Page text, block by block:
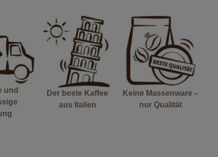
und
Der beste Kaffee
aus Italien
Keine Massenware –
nur Qualität